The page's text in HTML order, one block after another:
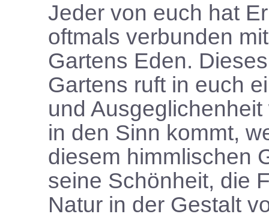
Jeder von euch hat
oftmals verbunden
Gartens Eden.
Gartens ruft in euch
und
in den Sinn kommt,
diesem himmlischen
seine Schönheit, die
Natur in der Gestalt